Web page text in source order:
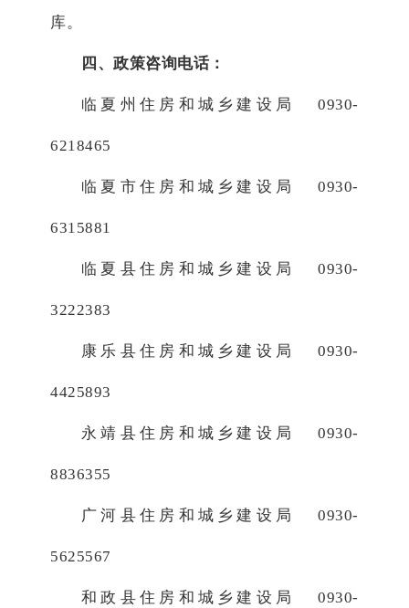
库。
四、政策咨询电话：
临夏州住房和城乡建设局 0930-
6218465
临夏市住房和城乡建设局 0930-
6315881
临夏县住房和城乡建设局 0930-
3222383
康乐县住房和城乡建设局 0930-
4425893
永靖县住房和城乡建设局 0930-
8836355
广河县住房和城乡建设局 0930-
5625567
和政县住房和城乡建设局 0930-